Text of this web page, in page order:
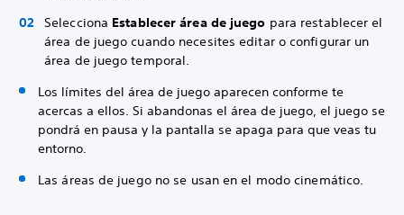
Selecciona Establecer área de juego para restablecer el
área de juego cuando necesites editar o configurar un
área de juego temporal.
Los límites del área de juego aparecen conforme te
acercas a ellos. Si abandonas el área de juego, el juego se
pondrá en pausa y la pantalla se apaga para que veas tu
entorno.
Las áreas de juego no se usan en el modo cinemático.